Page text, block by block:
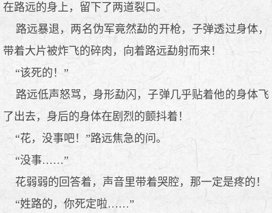
在路远的身上，留下了两道裂口。
路远暴退，两名伪军竟然勐的开枪，子弹透过身体，
带着大片被炸飞的碎肉，向着路远勐射而来！
“该死的！”
路远低声怒骂，身形勐闪，子弹几乎贴着他的身体飞
了出去，身后的身体在剧烈的颤抖着！
“花，没事吧！”路远焦急的问。
“没事……”
花弱弱的回答着，声音里带着哭腔，那一定是疼的！
“姓路的，你死定啦……”